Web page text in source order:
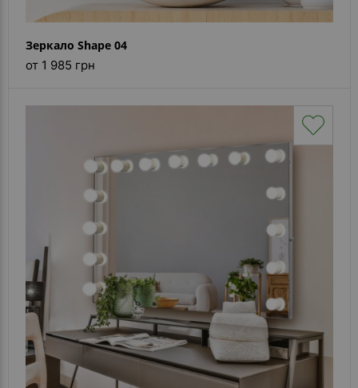
В
наличии
Помошь
(вопрос
Зеркало Shape 04
от 1 985 грн